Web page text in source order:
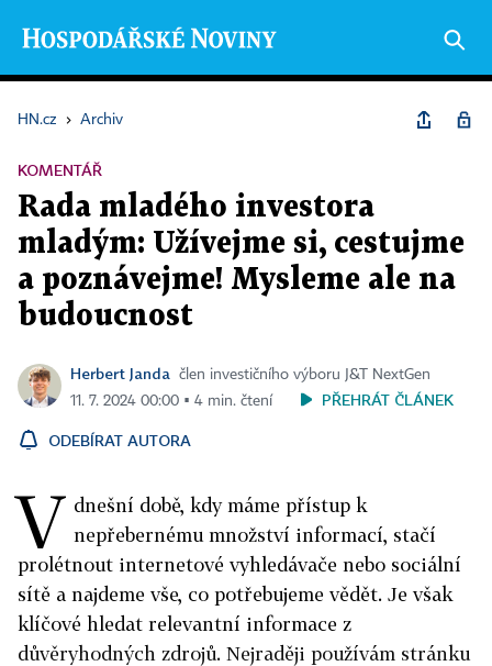
HN.cz › Archiv
KOMENTÁŘ
Rada mladého investora
mladým: Užívejme si, cestujme
a poznávejme! Mysleme ale na
budoucnost
Herbert Janda
člen investičního výboru J&T NextGen
11. 7. 2024 00:00 ▪ 4 min. čtení
PŘEHRÁT ČLÁNEK
ODEBÍRAT AUTORA
V dnešní době, kdy máme přístup k
nepřebernému množství informací, stačí
prolétnout internetové vyhledávače nebo sociální
sítě a najdeme vše, co potřebujeme vědět. Je však
klíčové hledat relevantní informace z
důvěryhodných zdrojů. Nejraději používám stránku